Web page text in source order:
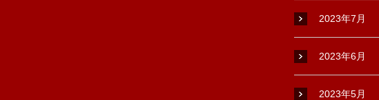
2023年7月
2023年6月
2023年5月